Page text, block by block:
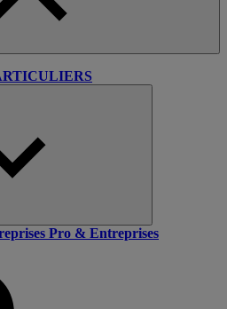
Pro & Entreprises